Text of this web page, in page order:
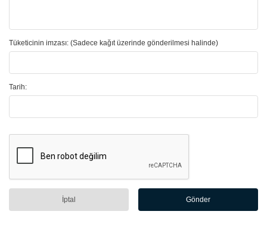
Tüketicinin imzası: (Sadece kağıt üzerinde gönderilmesi halinde)
Tarih:
İptal Gönder